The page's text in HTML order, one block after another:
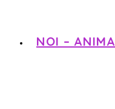
NOI – ANIMA